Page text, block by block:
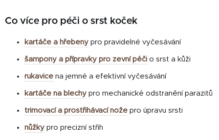
Co více pro péči o srst koček
kartáče a hřebeny pro pravidelné vyčesávání
šampony a přípravky pro zevní péči o srst a kůži
rukavice na jemné a efektivní vyčesávání
kartáče na blechy pro mechanické odstranění parazitů
trimovací a prostřihávací nože pro úpravu srsti
nůžky pro precizní střih